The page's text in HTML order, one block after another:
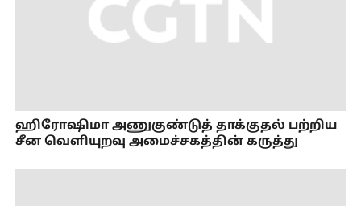
ஹிரோஷிமா அணுகுண்டுத் தாக்குதல் பற்றிய
சீன வெளியுறவு அமைச்சகத்தின் கருத்து